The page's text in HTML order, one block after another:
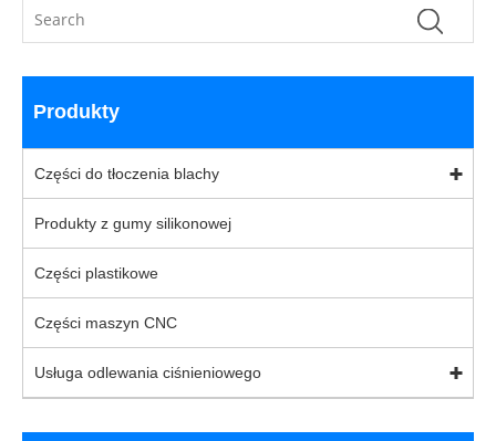
Produkty
Części do tłoczenia blachy
Produkty z gumy silikonowej
Części plastikowe
Części maszyn CNC
Usługa odlewania ciśnieniowego